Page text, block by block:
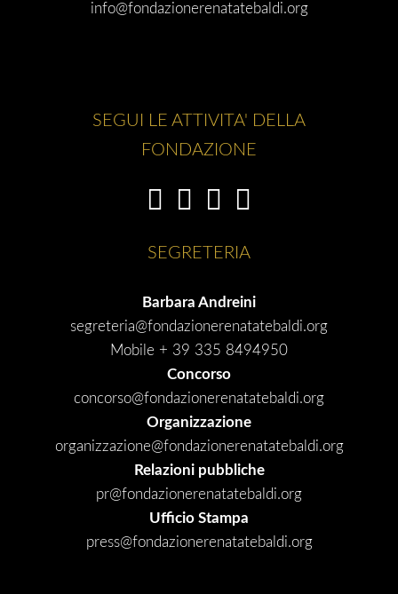
info@fondazionerenatatebaldi.org
SEGUI LE ATTIVITA' DELLA
FONDAZIONE
SEGRETERIA
Barbara Andreini
segreteria@fondazionerenatatebaldi.org
Mobile + 39 335 8494950
Concorso
concorso@fondazionerenatatebaldi.org
Organizzazione
organizzazione@fondazionerenatatebaldi.org
Relazioni pubbliche
pr@fondazionerenatatebaldi.org
Ufficio Stampa
press@fondazionerenatatebaldi.org